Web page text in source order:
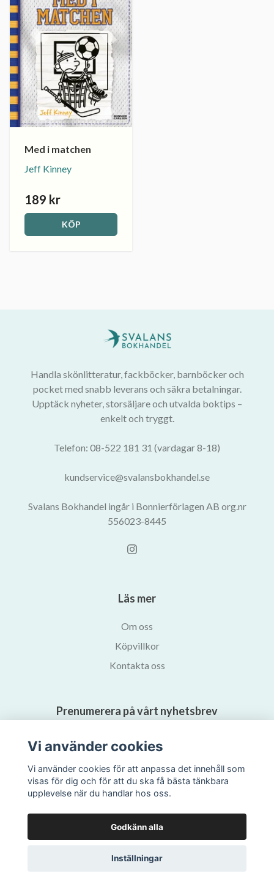
Med i matchen
Jeff Kinney
189 kr
KÖP
Handla skönlitteratur, fackböcker, barnböcker och
pocket med snabb leverans och säkra betalningar.
Upptäck nyheter, storsäljare och utvalda boktips –
enkelt och tryggt.
Telefon: 08-522 181 31 (vardagar 8-18)
kundservice@svalansbokhandel.se
Svalans Bokhandel ingår i Bonnierförlagen AB org.nr
556023-8445
Läs mer
Om oss
Köpvillkor
Kontakta oss
Prenumerera på vårt nyhetsbrev
Vi använder cookies
Vi använder cookies för att anpassa det innehåll som
visas för dig och för att du ska få bästa tänkbara
upplevelse när du handlar hos oss.
Godkänn alla
Inställningar